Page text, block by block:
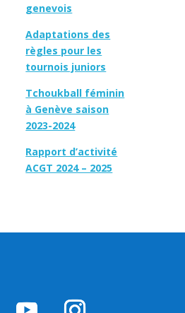
genevois
Adaptations des
règles pour les
tournois juniors
Tchoukball féminin
à Genève saison
2023-2024
Rapport d’activité
ACGT 2024 – 2025